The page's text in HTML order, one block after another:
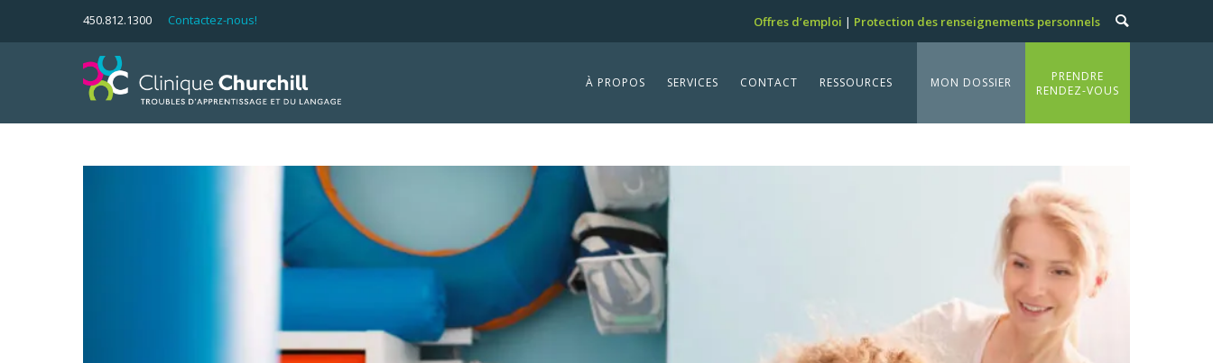
450.812.1300 Contactez-nous! Offres d’emploi Protection des renseignements personnels
MON DOSSIER
PRENDRE
RENDEZ-VOUS
À PROPOS SERVICES CONTACT RESSOURCES